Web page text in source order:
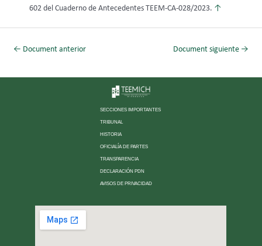
602 del Cuaderno de Antecedentes TEEM-CA-028/2023. ↑
← Document anterior Document siguiente →
SECCIONES IMPORTANTES
TRIBUNAL
HISTORIA
OFICIALÍA DE PARTES
TRANSPARENCIA
DECLARACIÓN PDN
AVISOS DE PRIVACIDAD